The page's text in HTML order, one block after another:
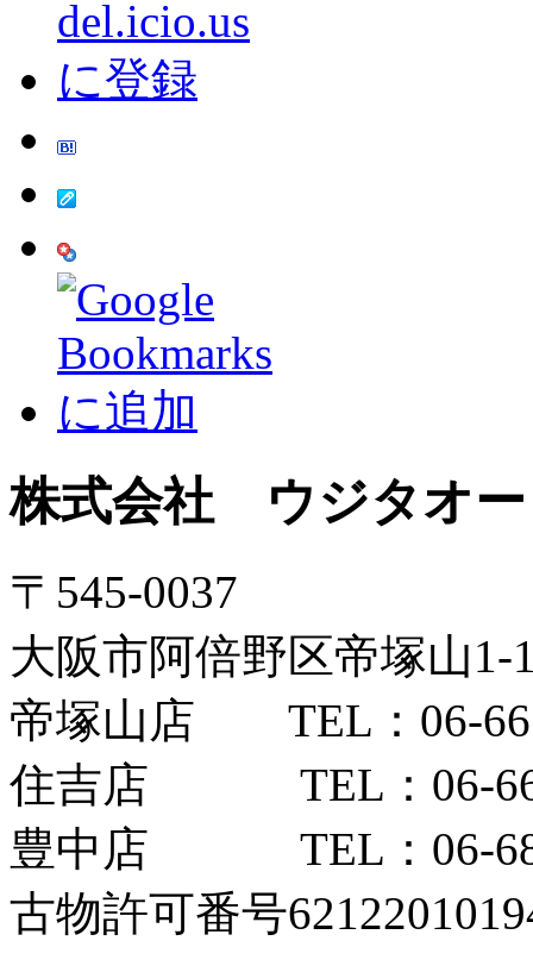
株式会社 ウジタオー
〒545-0037
大阪市阿倍野区帝塚山1-
帝塚山店 TEL：06-
住吉店 TEL：06-
豊中店 TEL：06-
古物許可番号